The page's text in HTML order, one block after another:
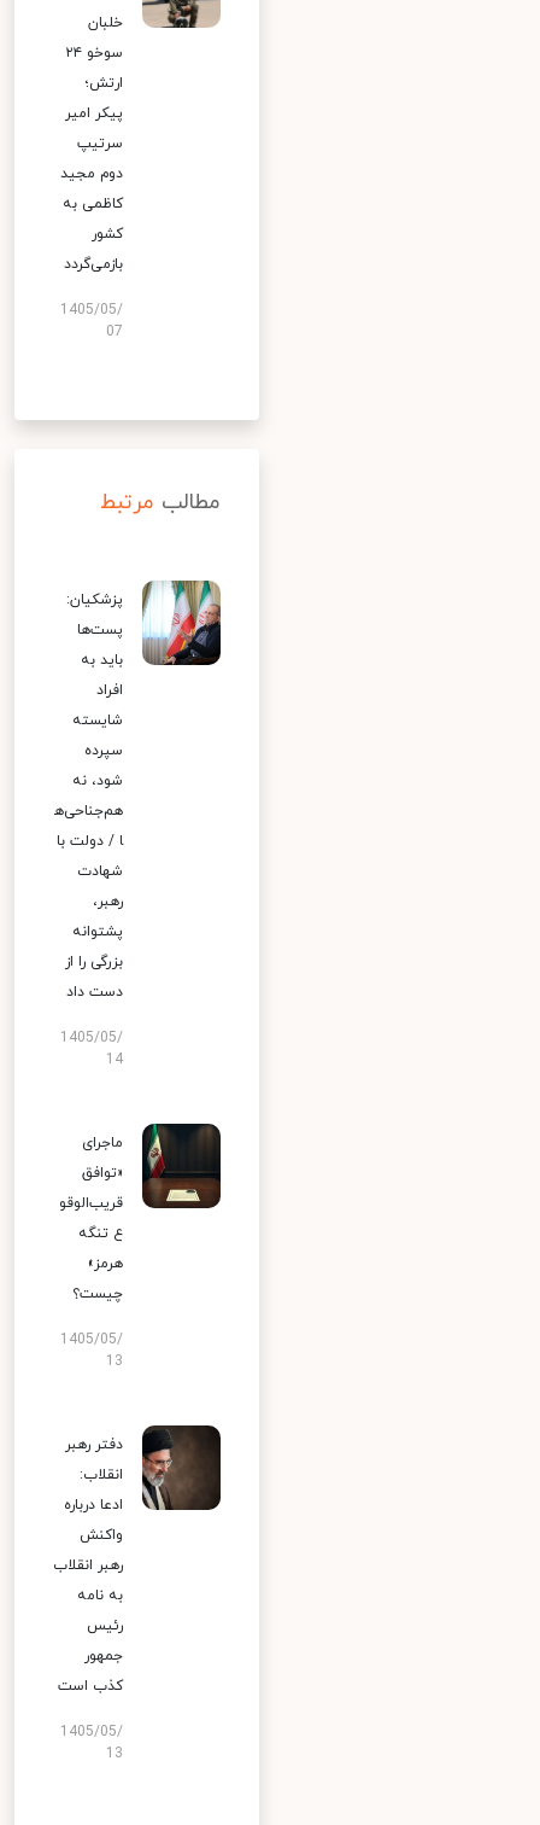
خلبان
سوخو ۲۴
ارتش؛
پیکر امیر
سرتیپ
دوم مجید
کاظمی به
کشور
بازمی‌گردد
1405/05/
07
مطالب مرتبط
پزشکیان:
پست‌ها
باید به
افراد
شایسته
سپرده
شود، نه
هم‌جناحی‌ه
ا / دولت با
شهادت
رهبر،
پشتوانه
بزرگی را از
دست داد
1405/05/
14
ماجرای
«توافق
قریب‌الوقو
ع تنگه
هرمز»
چیست؟
1405/05/
13
دفتر رهبر
انقلاب:
ادعا درباره
واکنش
رهبر انقلاب
به نامه
رئیس
جمهور
کذب است
1405/05/
13